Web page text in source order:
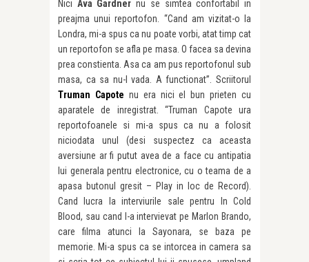
Nici Ava Gardner nu se simtea confortabil in
preajma unui reportofon. “Cand am vizitat-o la
Londra, mi-a spus ca nu poate vorbi, atat timp cat
un reportofon se afla pe masa. O facea sa devina
prea constienta. Asa ca am pus reportofonul sub
masa, ca sa nu-l vada. A functionat”. Scriitorul
Truman Capote nu era nici el bun prieten cu
aparatele de inregistrat. “Truman Capote ura
reportofoanele si mi-a spus ca nu a folosit
niciodata unul (desi suspectez ca aceasta
aversiune ar fi putut avea de a face cu antipatia
lui generala pentru electronice, cu o teama de a
apasa butonul gresit – Play in loc de Record).
Cand lucra la interviurile sale pentru In Cold
Blood, sau cand l-a intervievat pe Marlon Brando,
care filma atunci la Sayonara, se baza pe
memorie. Mi-a spus ca se intorcea in camera sa